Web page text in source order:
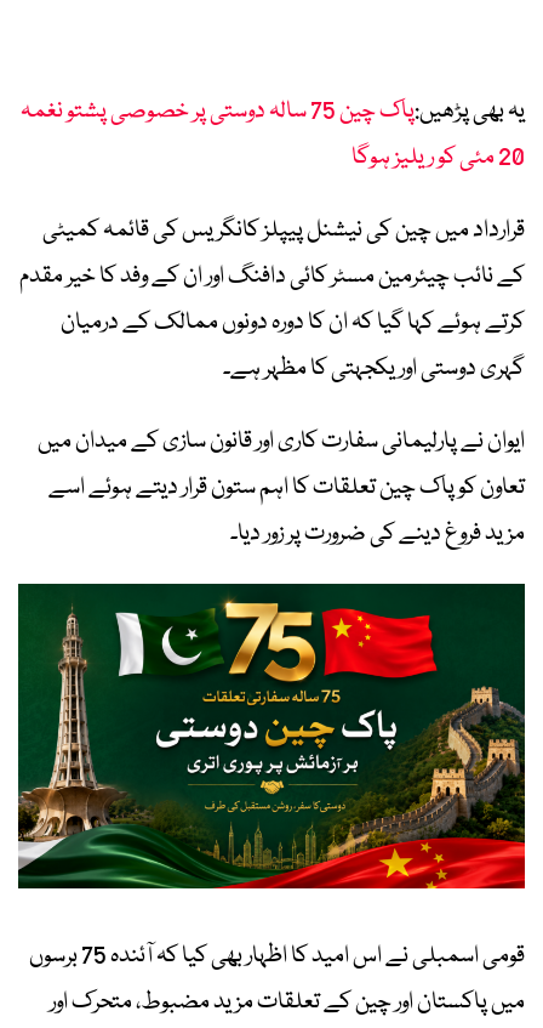
یہ بھی پڑھیں:
پاک چین 75 سالہ دوستی پر خصوصی پشتو نغمہ
20 مئی کو ریلیز ہوگا
قرارداد میں چین کی نیشنل پیپلز کانگریس کی قائمہ کمیٹی
کے نائب چیئرمین مسٹر کائی دافنگ اور ان کے وفد کا خیر مقدم
کرتے ہوئے کہا گیا کہ ان کا دورہ دونوں ممالک کے درمیان
گہری دوستی اور یکجہتی کا مظہر ہے۔
ایوان نے پارلیمانی سفارت کاری اور قانون سازی کے میدان میں
تعاون کو پاک چین تعلقات کا اہم ستون قرار دیتے ہوئے اسے
مزید فروغ دینے کی ضرورت پر زور دیا۔
قومی اسمبلی نے اس امید کا اظہار بھی کیا کہ آئندہ 75 برسوں
میں پاکستان اور چین کے تعلقات مزید مضبوط، متحرک اور